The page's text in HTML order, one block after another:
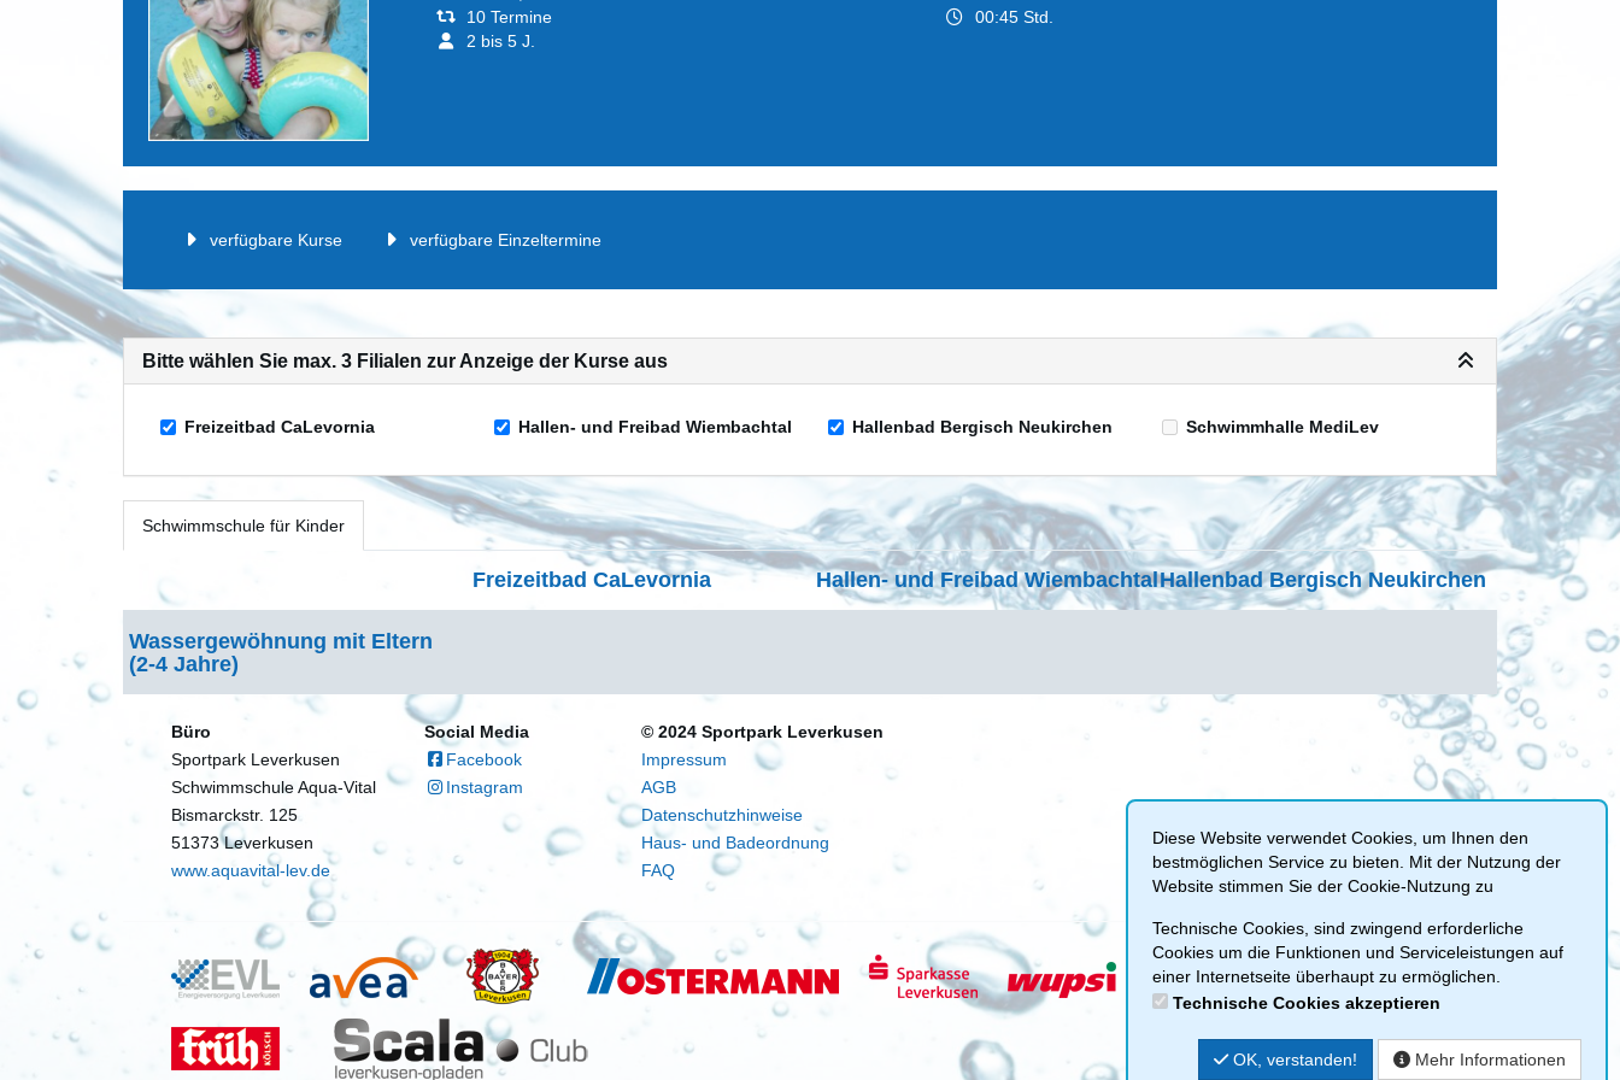
10 Termine
00:45 Std.
2 bis 5 J.
verfügbare Kurse verfügbare Einzeltermine
Bitte wählen Sie max. 3 Filialen zur Anzeige der Kurse aus
Freizeitbad CaLevornia Hallen- und Freibad Wiembachtal Hallenbad Bergisch Neukirchen Schwimmhalle MediLev
Schwimmschule für Kinder
Freizeitbad CaLevornia Hallen- und Freibad WiembachtalHallenbad Bergisch Neukirchen
Wassergewöhnung mit Eltern
(2-4 Jahre)
Büro
Sportpark Leverkusen
Schwimmschule Aqua-Vital
Bismarckstr. 125
51373 Leverkusen
www.aquavital-lev.de
Social Media
Facebook
Instagram
© 2024 Sportpark Leverkusen
Impressum
AGB
Datenschutzhinweise
Haus- und Badeordnung
FAQ
Diese Website verwendet Cookies, um Ihnen den
bestmöglichen Service zu bieten. Mit der Nutzung der
Website stimmen Sie der Cookie-Nutzung zu
Technische Cookies, sind zwingend erforderliche
Cookies um die Funktionen und Serviceleistungen auf
einer Internetseite überhaupt zu ermöglichen.
Technische Cookies akzeptieren
OK, verstanden! Mehr Informationen